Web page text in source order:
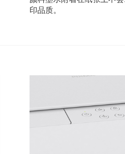
印品质。